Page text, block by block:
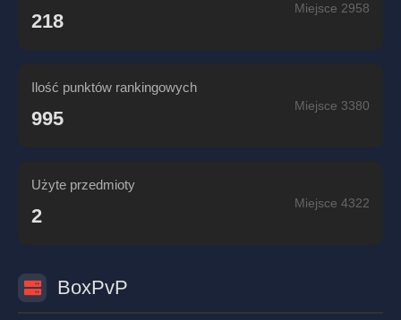
218
Miejsce 2958
Ilość punktów rankingowych
995
Miejsce 3380
Użyte przedmioty
2
Miejsce 4322
BoxPvP